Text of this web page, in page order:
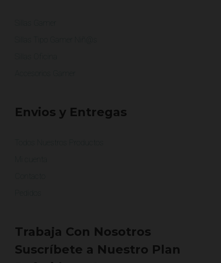
Sillas Oficina
Envios y Entregas
Todos Nuestros Productos
Mi cuenta
Contacto
Trabaja Con Nosotros
Suscríbete a Nuestro Plan